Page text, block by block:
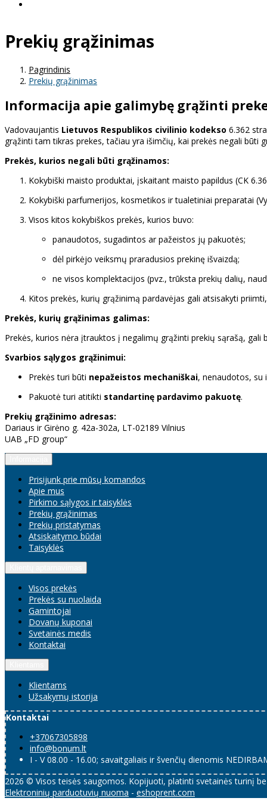
Prekių grąžinimas
Pagrindinis
Prekių grąžinimas
Informacija apie galimybę grąžinti
Vadovaujantis Lietuvos Respublikos civilinio kodekso 6.362
grąžinti tam tikras prekes, tačiau yra išimčių, kai prekės negali būti
Prekės, kurios negali būti grąžinamos:
Kokybiški maisto produktai, įskaitant maisto papildus (CK
Kokybiški parfumerijos, kosmetikos ir tualetiniai preparatai
Visos kitos kokybiškos prekės, kurios buvo:
panaudotos, sugadintos ar pažeistos jų pakuotės;
dėl pirkėjo veiksmų praradusios prekinę išvaizdą;
ne visos komplektacijos (pvz., trūksta prekių dalių,
Kitos prekės, kurių grąžinimą pardavėjas gali atsisakyti
Prekės, kurių grąžinimas galimas:
Prekės, kurios nėra įtrauktos į negalimų grąžinti prekių sąrašą, gali
Svarbios sąlygos grąžinimui:
Prekės turi būti nepažeistos mechaniškai, nenaudotos, su
Pakuotė turi atitikti standartinę pardavimo pakuotę.
Prekių grąžinimo adresas:
Dariaus ir Girėno g. 42a-302a, LT-02189 Vilnius
UAB „FD group“
Prisijunk prie mūsų komandos
Apie mus
Pirkimo sąlygos ir taisyklės
Prekių grąžinimas
Prekių pristatymas
Atsiskaitymo būdai
Taisyklės
Visos prekės
Prekės su nuolaida
Gamintojai
Dovanų kuponai
Svetainės medis
Kontaktai
Klientams
Užsakymų istorija
Kontaktai
+37067305898
info@bonum.lt
I - V 08.00 - 16.00; savaitgaliais ir švenčių dienomis
2026 © Visos teisės saugomos. Kopijuoti, platinti svetainės turinį
Elektroninių parduotuvių nuoma - eshoprent.com